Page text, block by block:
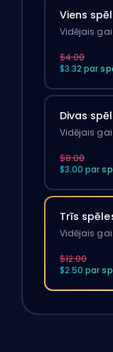
Viens
Vidējais
$4.00
$3.32 par
Divas
Vidējais
$8.00
$3.00 par
Trīs
Vidējais
$12.00
$2.50 par